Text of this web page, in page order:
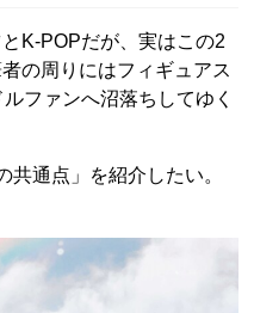
K-POPだが、実はこの2
の周りにはフィギュアス
ファンへ沼落ちしてゆく
通点」を紹介したい。